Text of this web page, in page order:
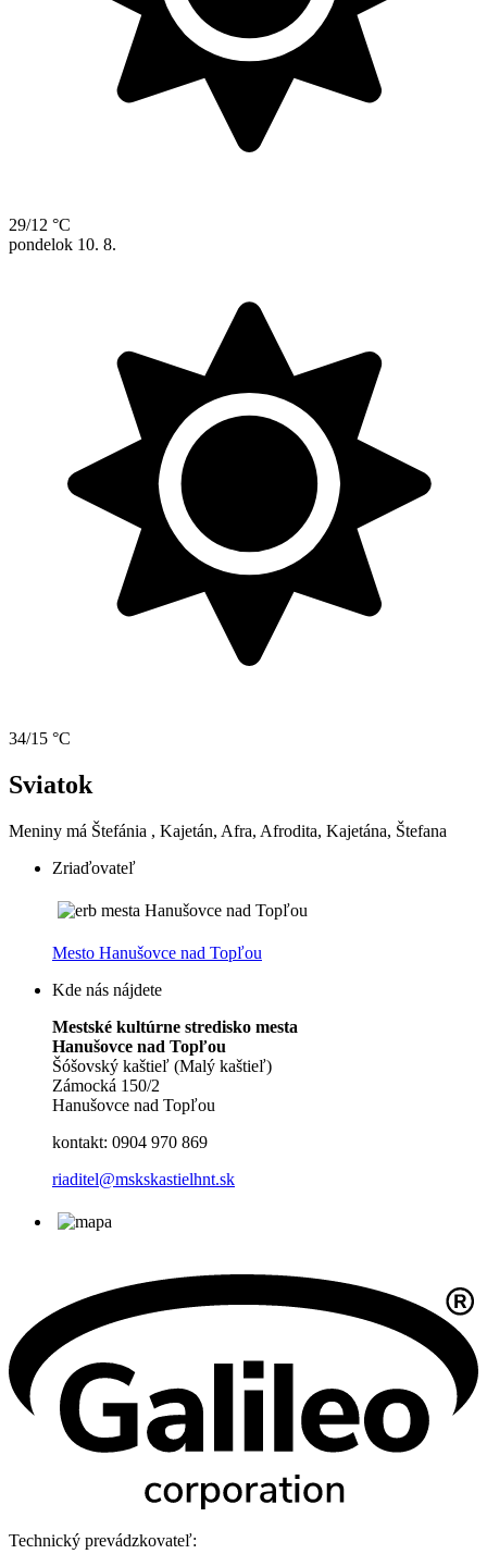
29/12 °C
pondelok 10. 8.
34/15 °C
Sviatok
Meniny má Štefánia , Kajetán, Afra, Afrodita, Kajetána, Štefana
Zriaďovateľ
Mesto Hanušovce nad Topľou
Kde nás nájdete
Mestské kultúrne stredisko mesta
Hanušovce nad Topľou
Šóšovský kaštieľ (Malý kaštieľ)
Zámocká 150/2
Hanušovce nad Topľou
kontakt: 0904 970 869
riaditel@mskskastielhnt.sk
Technický prevádzkovateľ: